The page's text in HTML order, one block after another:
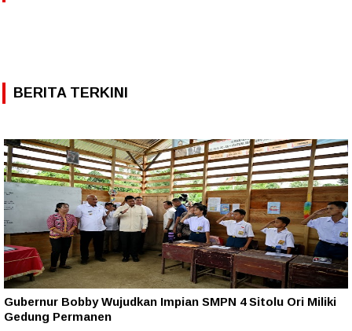
BERITA TERKINI
Gubernur Bobby Wujudkan Impian SMPN 4 Sitolu Ori Miliki
Gedung Permanen